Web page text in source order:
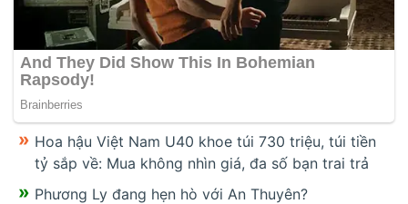
Hoa hậu Việt Nam U40 khoe túi 730 triệu, túi tiền
tỷ sắp về: Mua không nhìn giá, đa số bạn trai trả
Phương Ly đang hẹn hò với An Thuyên?